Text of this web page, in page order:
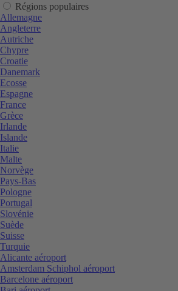
Régions populaires
Allemagne
Angleterre
Autriche
Chypre
Croatie
Danemark
Ecosse
Espagne
France
Grèce
Irlande
Islande
Italie
Malte
Norvège
Pays-Bas
Pologne
Portugal
Slovénie
Suède
Suisse
Turquie
Alicante aéroport
Amsterdam Schiphol aéroport
Barcelone aéroport